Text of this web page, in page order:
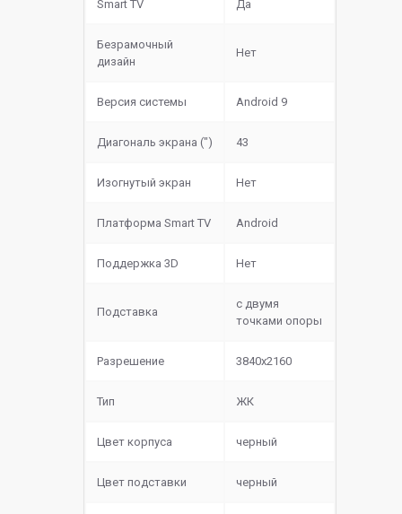
Smart TV Да
Безрамочный
дизайн
Нет
Версия системы Android 9
Диагональ экрана (") 43
Изогнутый экран Нет
Платформа Smart TV Android
Поддержка 3D Нет
Подставка
с двумя
точками опоры
Разрешение 3840x2160
Тип ЖК
Цвет корпуса черный
Цвет подставки черный